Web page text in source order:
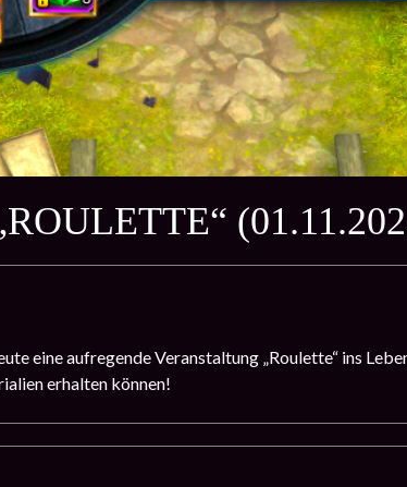
eine aufregende Veranstaltung „Roulette“ ins
erhalten können!